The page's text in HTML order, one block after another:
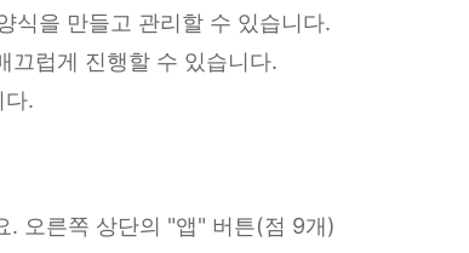
식을 만들고 관리할 수 있습니다.
끄럽게 진행할 수 있습니다.
다.
. 오른쪽 상단의 "앱" 버튼(점 9개)